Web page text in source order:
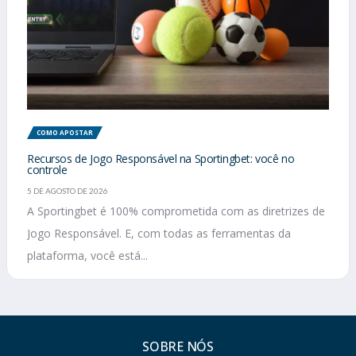
COMO APOSTAR
Recursos de Jogo Responsável na Sportingbet: você no
controle
5 DE AGOSTO DE 2026
A Sportingbet é 100% comprometida com as diretrizes de
Jogo Responsável. E, com todas as ferramentas da
plataforma, você está...
SOBRE NÓS